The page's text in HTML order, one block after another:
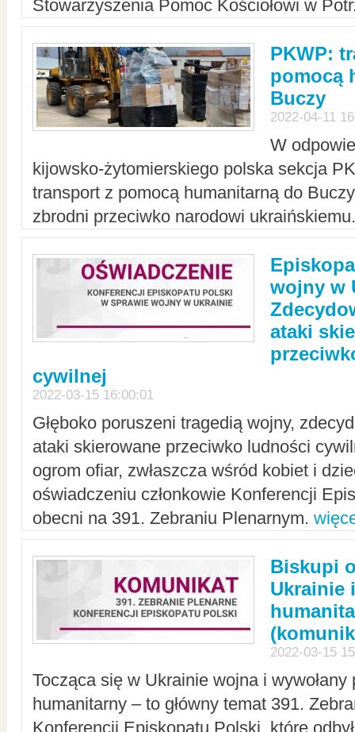
Stowarzyszenia Pomoc Kościołowi w
PKWP:
pomocą
Buczy
2022-04-11
W
kijowsko-żytomierskiego polska sekcja
transport z pomocą humanitarną do
zbrodni przeciwko narodowi
wojny w
ataki
cywilnej
2022-03-15 16:00:01
Głęboko poruszeni tragedią wojny,
ataki skierowane przeciwko ludności
ogrom ofiar, zwłaszcza wśród kobiet i
oświadczeniu członkowie Konferencji
obecni na 391. Zebraniu Plenarnym.
Biskupi
Ukrainie
2022-03-15
Tocząca się w Ukrainie wojna i
humanitarny – to główny temat 391.
Konferencji Episkopatu Polski, które